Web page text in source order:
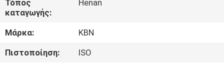
ΓΎΡΟΣ
ΕΡΓΟΣΤΑΣΊΩΝ
Τόπος
καταγωγής:
Henan
Μάρκα:
KBN
Πιστοποίηση:
ISO